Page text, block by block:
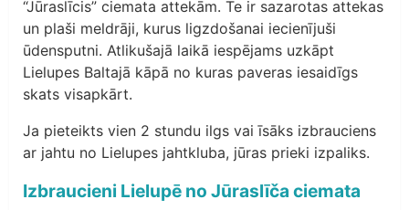
“Jūraslīcis” ciemata attekām. Te ir sazarotas attekas
un plaši meldrāji, kurus ligzdošanai iecienījuši
ūdensputni. Atlikušajā laikā iespējams uzkāpt
Lielupes Baltajā kāpā no kuras paveras iesaidīgs
skats visapkārt.
Ja pieteikts vien 2 stundu ilgs vai īsāks izbrauciens
ar jahtu no Lielupes jahtkluba, jūras prieki izpaliks.
Izbraucieni Lielupē no Jūraslīča ciemata